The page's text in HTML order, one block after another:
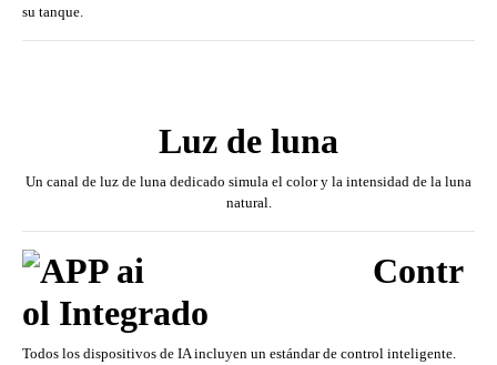
su tanque.
Luz de luna
Un canal de luz de luna dedicado simula el color y la intensidad de la luna
natural.
Contr
ol Integrado
Todos los dispositivos de IA incluyen un estándar de control inteligente.